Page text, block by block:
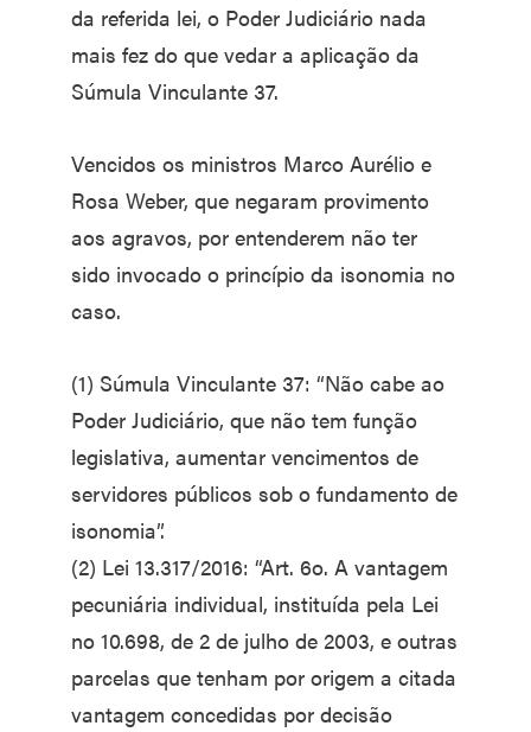
da referida lei, o Poder Judiciário nada
mais fez do que vedar a aplicação da
Súmula Vinculante 37.
Vencidos os ministros Marco Aurélio e
Rosa Weber, que negaram provimento
aos agravos, por entenderem não ter
sido invocado o princípio da isonomia no
caso.
(1) Súmula Vinculante 37: “Não cabe ao
Poder Judiciário, que não tem função
legislativa, aumentar vencimentos de
servidores públicos sob o fundamento de
isonomia”.
(2) Lei 13.317/2016: “Art. 6o. A vantagem
pecuniária individual, instituída pela Lei
no 10.698, de 2 de julho de 2003, e outras
parcelas que tenham por origem a citada
vantagem concedidas por decisão